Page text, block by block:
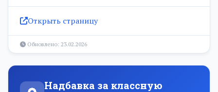
Открыть страницу
Обновлено: 23.02.2026
Надбавка за классную